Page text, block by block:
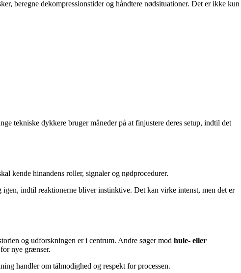
beregne dekompressionstider og håndtere nødsituationer. Det er ikke kun
tekniske dykkere bruger måneder på at finjustere deres setup, indtil det
kende hinandens roller, signaler og nødprocedurer.
indtil reaktionerne bliver instinktive. Det kan virke intenst, men det er
og udforskningen er i centrum. Andre søger mod hule- eller
nye grænser.
handler om tålmodighed og respekt for processen.